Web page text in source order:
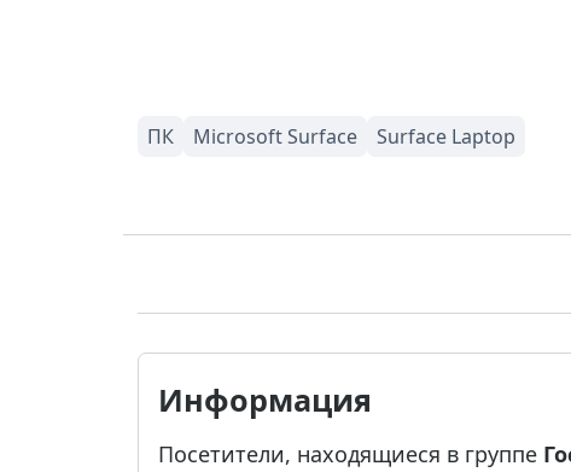
Информация
Посетители, находящиеся в группе